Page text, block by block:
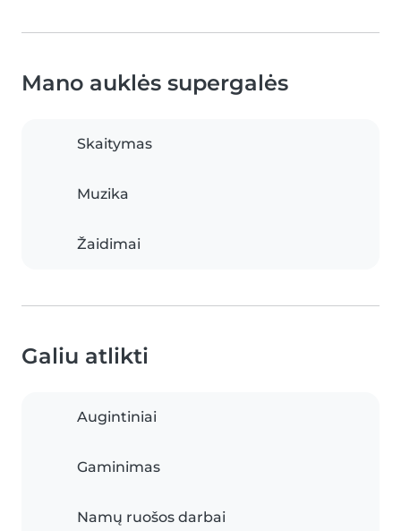
Mano auklės supergalės
Skaitymas
Muzika
Žaidimai
Galiu atlikti
Augintiniai
Gaminimas
Namų ruošos darbai